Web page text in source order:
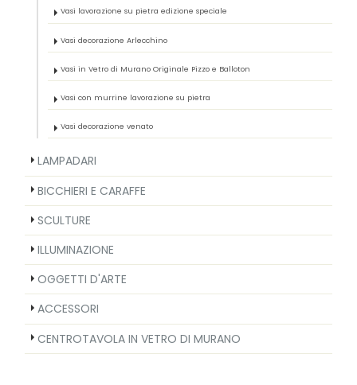
Vasi lavorazione su pietra edizione speciale
Vasi decorazione Arlecchino
Vasi in Vetro di Murano Originale Pizzo e Balloton
Vasi con murrine lavorazione su pietra
Vasi decorazione venato
LAMPADARI
BICCHIERI E CARAFFE
SCULTURE
ILLUMINAZIONE
OGGETTI D'ARTE
ACCESSORI
CENTROTAVOLA IN VETRO DI MURANO